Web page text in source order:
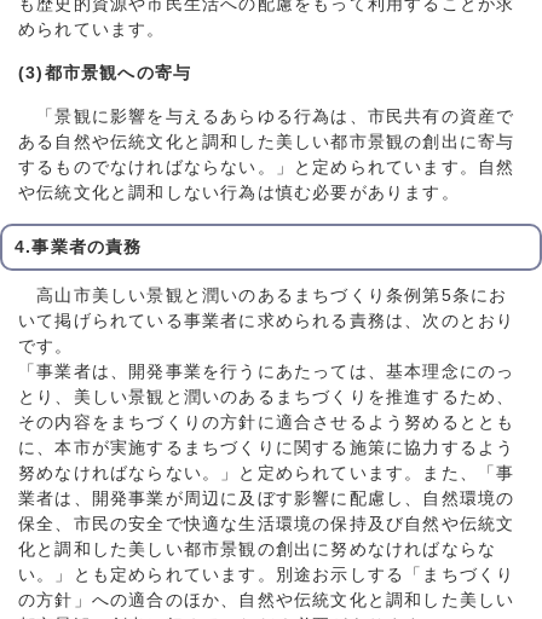
も歴史的資源や市民生活への配慮をもって利用することが求
められています。
(3)都市景観への寄与
「景観に影響を与えるあらゆる行為は、市民共有の資産で
ある自然や伝統文化と調和した美しい都市景観の創出に寄与
するものでなければならない。」と定められています。自然
や伝統文化と調和しない行為は慎む必要があります。
4.事業者の責務
高山市美しい景観と潤いのあるまちづくり条例第5条にお
いて掲げられている事業者に求められる責務は、次のとおり
です。
「事業者は、開発事業を行うにあたっては、基本理念にのっ
とり、美しい景観と潤いのあるまちづくりを推進するため、
その内容をまちづくりの方針に適合させるよう努めるととも
に、本市が実施するまちづくりに関する施策に協力するよう
努めなければならない。」と定められています。また、「事
業者は、開発事業が周辺に及ぼす影響に配慮し、自然環境の
保全、市民の安全で快適な生活環境の保持及び自然や伝統文
化と調和した美しい都市景観の創出に努めなければならな
い。」とも定められています。別途お示しする「まちづくり
の方針」への適合のほか、自然や伝統文化と調和した美しい